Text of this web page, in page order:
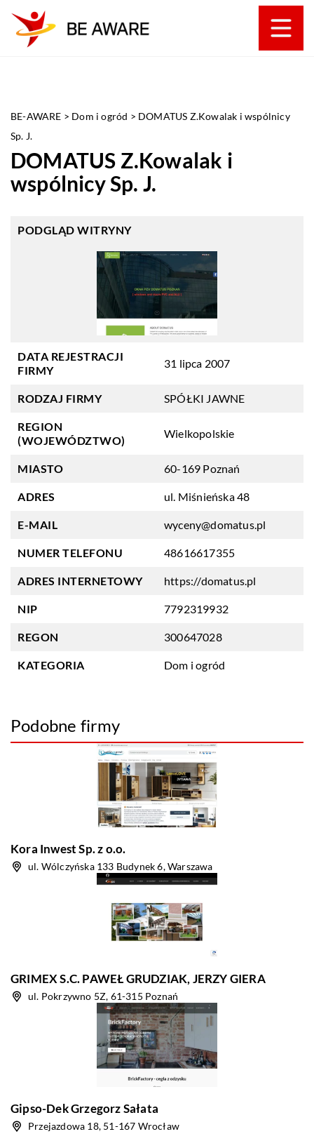
BE-AWARE > Dom i ogród > DOMATUS Z.Kowalak i wspólnicy
Sp. J.
DOMATUS Z.Kowalak i
wspólnicy Sp. J.
PODGLĄD WITRYNY
DATA REJESTRACJI
FIRMY
31 lipca 2007
RODZAJ FIRMY SPÓŁKI JAWNE
REGION
(WOJEWÓDZTWO)
Wielkopolskie
MIASTO 60-169 Poznań
ADRES ul. Miśnieńska 48
E-MAIL wyceny@domatus.pl
NUMER TELEFONU 48616617355
ADRES INTERNETOWY https://domatus.pl
NIP 7792319932
REGON 300647028
KATEGORIA Dom i ogród
Podobne firmy
Kora Inwest Sp. z o.o.
ul. Wólczyńska 133 Budynek 6, Warszawa
GRIMEX S.C. PAWEŁ GRUDZIAK, JERZY GIERA
ul. Pokrzywno 5Z, 61-315 Poznań
Gipso-Dek Grzegorz Sałata
Przejazdowa 18, 51-167 Wrocław